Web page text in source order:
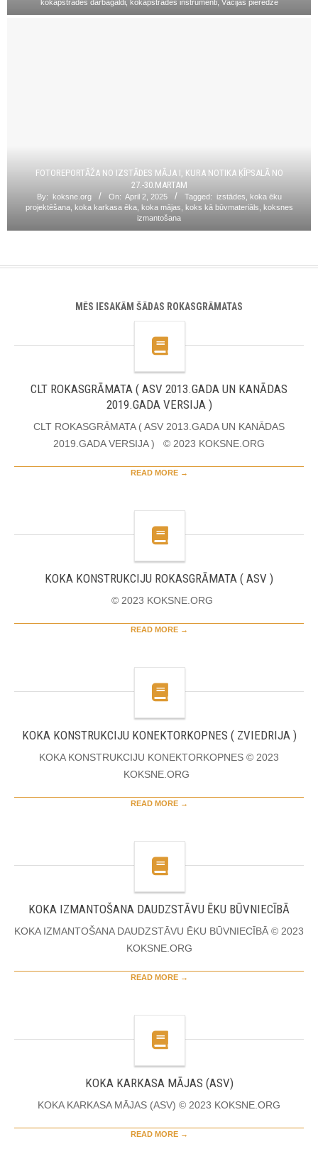
kokapstrādes darbagaldi, kokapstrādes instrumenti, Vācijas pieredze
FOTOREPORTĀŽA NO IZSTĀDES MĀJA I, KURA NOTIKA ĶĪPSALĀ NO
27.-30.MARTAM
By: koksne.org On: April 2, 2025 Tagged: izstādes
koka ēku
projektēšana, koka karkasa ēka, koka mājas koks kā būvmateriāls koksnes
izmantošana
MĒS IESAKĀM ŠĀDAS ROKASGRĀMATAS
CLT ROKASGRĀMATA ( ASV 2013.GADA UN KANĀDAS
2019.GADA VERSIJA )
CLT ROKASGRĀMATA ( ASV 2013.GADA UN KANĀDAS
2019.GADA VERSIJA ) © 2023 KOKSNE.ORG
READ MORE →
KOKA KONSTRUKCIJU ROKASGRĀMATA ( ASV )
© 2023 KOKSNE.ORG
READ MORE →
KOKA KONSTRUKCIJU KONEKTORKOPNES ( ZVIEDRIJA )
KOKA KONSTRUKCIJU KONEKTORKOPNES © 2023
KOKSNE.ORG
READ MORE →
KOKA IZMANTOŠANA DAUDZSTĀVU ĒKU BŪVNIECĪBĀ
KOKA IZMANTOŠANA DAUDZSTĀVU ĒKU BŪVNIECĪBĀ © 2023
KOKSNE.ORG
READ MORE →
KOKA KARKASA MĀJAS (ASV)
KOKA KARKASA MĀJAS (ASV) © 2023 KOKSNE.ORG
READ MORE →